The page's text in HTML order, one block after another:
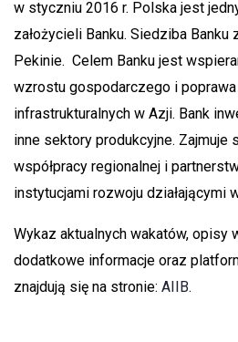
w styczniu 2016 r. Polska jest
założycieli Banku. Siedziba Banku
Pekinie. Celem Banku jest
wzrostu gospodarczego i
infrastrukturalnych w Azji. Bank
inne sektory produkcyjne. Zajmuje
współpracy regionalnej i
instytucjami rozwoju działającymi
Wykaz aktualnych wakatów, opisy
dodatkowe informacje oraz
znajdują się na stronie: AIIB.